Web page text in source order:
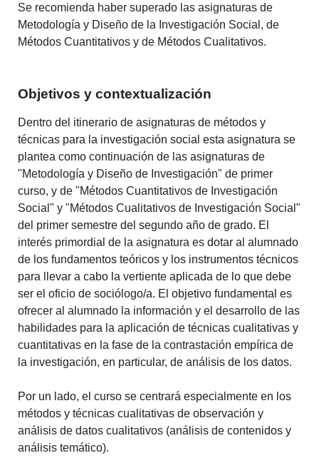
Se recomienda haber superado las asignaturas de
Metodología y Diseño de la Investigación Social, de
Métodos Cuantitativos y de Métodos Cualitativos.
Objetivos y contextualización
Dentro del itinerario de asignaturas de métodos y
técnicas para la investigación social esta asignatura se
plantea como continuación de las asignaturas de
"Metodología y Diseño de Investigación" de primer
curso, y de "Métodos Cuantitativos de Investigación
Social" y "Métodos Cualitativos de Investigación Social"
del primer semestre del segundo año de grado. El
interés primordial de la asignatura es dotar al alumnado
de los fundamentos teóricos y los instrumentos técnicos
para llevar a cabo la vertiente aplicada de lo que debe
ser el oficio de sociólogo/a. El objetivo fundamental es
ofrecer al alumnado la información y el desarrollo de las
habilidades para la aplicación de técnicas cualitativas y
cuantitativas en la fase de la contrastación empírica de
la investigación, en particular, de análisis de los datos.
Por un lado, el curso se centrará especialmente en los
métodos y técnicas cualitativas de observación y
análisis de datos cualitativos (análisis de contenidos y
análisis temático).